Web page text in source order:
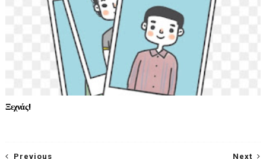
Ξεχνάς!
Next
Previous